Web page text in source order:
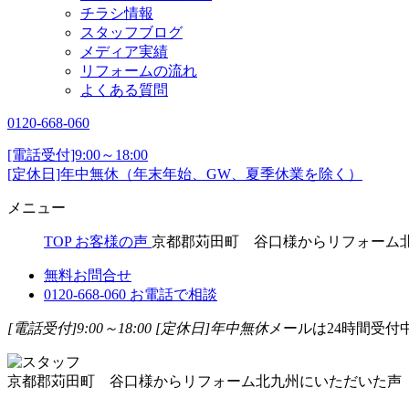
チラシ情報
スタッフブログ
メディア実績
リフォームの流れ
よくある質問
0120-668-060
[電話受付]9:00～18:00
[定休日]年中無休（年末年始、GW、夏季休業を除く）
メニュー
TOP お客様の声 京都郡苅田町 谷口様からリフォーム
無料お問合せ
0120-668-060 お電話で相談
[電話受付]9:00～18:00 [定休日]年中無休メールは24時間受付
京都郡苅田町 谷口様からリフォーム北九州にいただいた声